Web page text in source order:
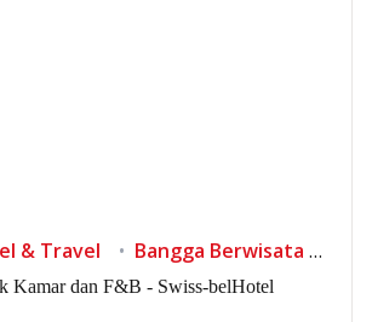
& Travel Bangga Berwisata di Indonesia
Kamar dan F&B - Swiss-belHotel